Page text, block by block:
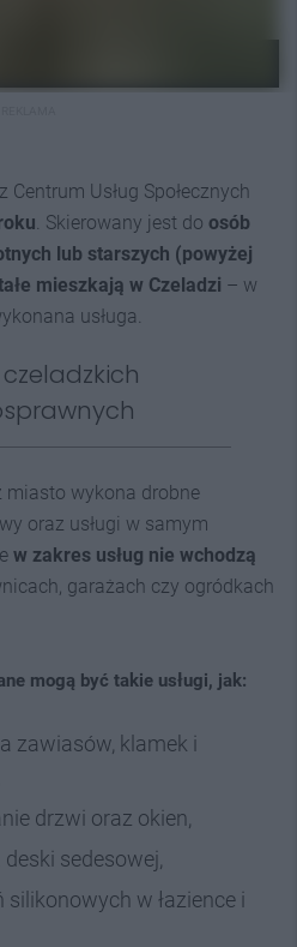
Usług Społecznych
. Skierowany jest do osób
lub starszych (powyżej
mieszkają w Czeladzi – w
usługa.
miasto wykona drobne
oraz usługi w samym
w zakres usług nie wchodzą
garażach czy ogródkach
mogą być takie usługi, jak:
zawiasów, klamek i
drzwi oraz okien,
sedesowej,
w łazience i